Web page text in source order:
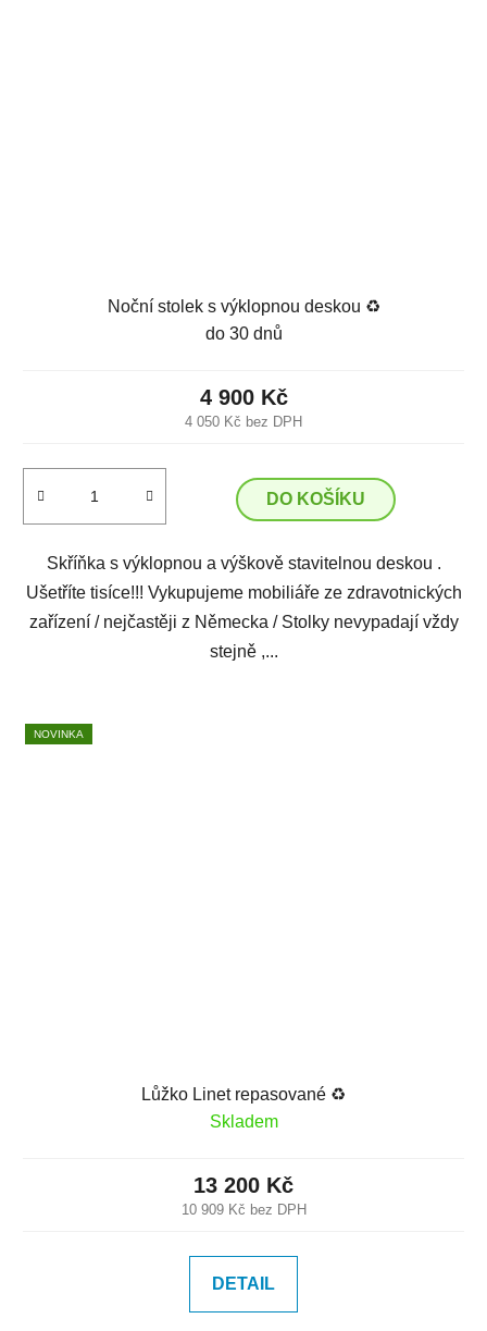
Noční stolek s výklopnou deskou ♻️
do 30 dnů
4 050 Kč bez DPH
4 900 Kč
DO KOŠÍKU
Skříňka s výklopnou a výškově stavitelnou deskou .
Ušetříte tisíce!!! Vykupujeme mobiliáře ze zdravotnických
zařízení / nejčastěji z Německa / Stolky nevypadají vždy
stejně ,...
NOVINKA
Lůžko Linet repasované ♻️
Skladem
10 909 Kč bez DPH
13 200 Kč
DETAIL